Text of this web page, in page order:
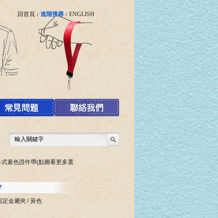
回首頁 / 進階搜尋 / ENGLISH
式素色證件帶(點圖看更多選
定金屬夾 / 黃色